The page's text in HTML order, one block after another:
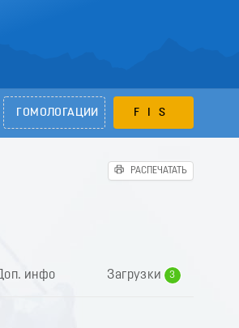
ГОМОЛОГАЦИИ FIS
РАСПЕЧАТАТЬ
инфо Загрузки
3